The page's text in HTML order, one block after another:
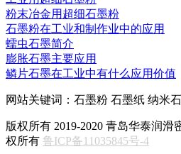
粉末冶金用超细石墨粉
石墨粉在工业和制作业中的应用
蠕虫石墨简介
膨胀石墨主要应用
鳞片石墨在工业中有什么应用价值
网站关键词：石墨粉 石墨纸 纳米
版权所有 2019-2020 青岛华泰润滑
权所有 鲁ICP备11035845号-4